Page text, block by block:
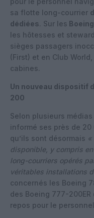
sa flotte long-courrier
dédiées. Sur les
les hôtesses et
sièges passagers
(First) et en Club
cabines.
Un nouveau dispositif
200
Selon plusieurs
informé ses près de 20
qu’ils sont désormais «
disponible, y compris
long-courriers opérés
véritables installations
concernés les Boeing
des Boeing 777-
repos pour le